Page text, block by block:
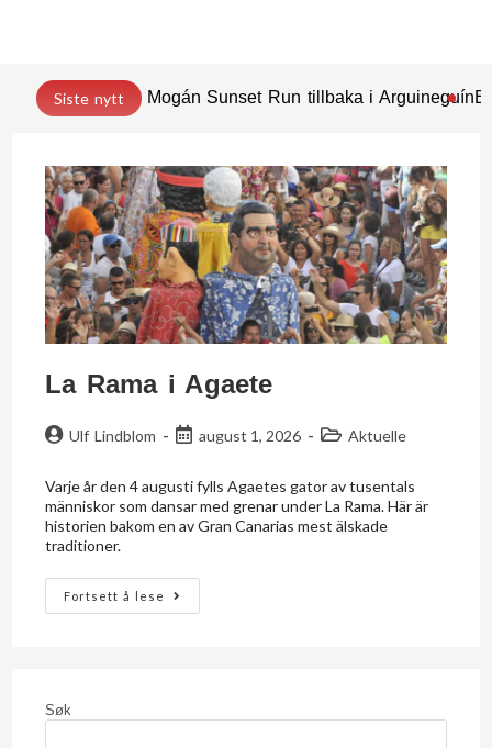
Siste nytt Mogán Sunset Run tillbaka i Arguineguín
La Rama i Agaete
Ulf Lindblom august 1, 2026 Aktuelle
Varje år den 4 augusti fylls Agaetes gator av tusentals
människor som dansar med grenar under La Rama. Här är
historien bakom en av Gran Canarias mest älskade
traditioner.
Fortsett å lese
Søk